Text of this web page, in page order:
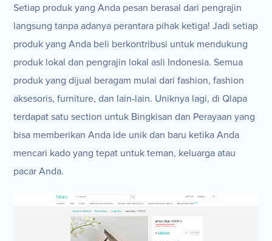
Setiap produk yang Anda pesan berasal dari pengrajin
langsung tanpa adanya perantara pihak ketiga! Jadi setiap
produk yang Anda beli berkontribusi untuk mendukung
produk lokal dan pengrajin lokal asli Indonesia. Semua
produk yang dijual beragam mulai dari fashion, fashion
aksesoris, furniture, dan lain-lain. Uniknya lagi, di Qlapa
terdapat satu section untuk Bingkisan dan Perayaan yang
bisa memberikan Anda ide unik dan baru ketika Anda
mencari kado yang tepat untuk teman, keluarga atau
pacar Anda.